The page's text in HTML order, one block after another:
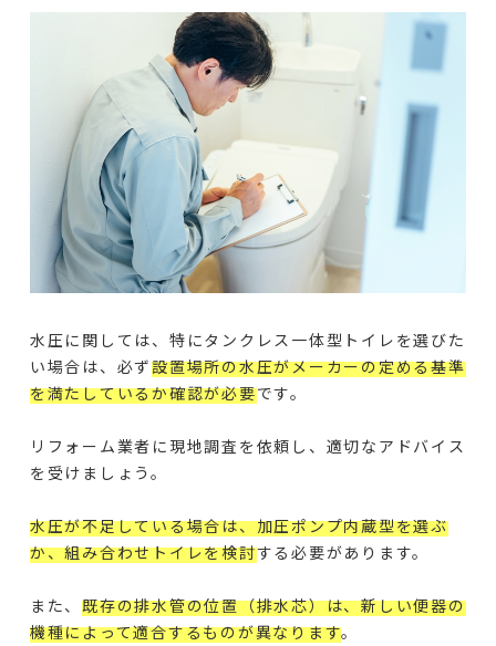
水圧に関しては、特にタンクレス一体型トイレを選びた
い場合は、必ず設置場所の水圧がメーカーの定める基準
を満たしているか確認が必要です。
リフォーム業者に現地調査を依頼し、適切なアドバイス
を受けましょう。
水圧が不足している場合は、加圧ポンプ内蔵型を選ぶ
か、組み合わせトイレを検討する必要があります。
また、既存の排水管の位置（排水芯）は、新しい便器の
機種によって適合するものが異なります。